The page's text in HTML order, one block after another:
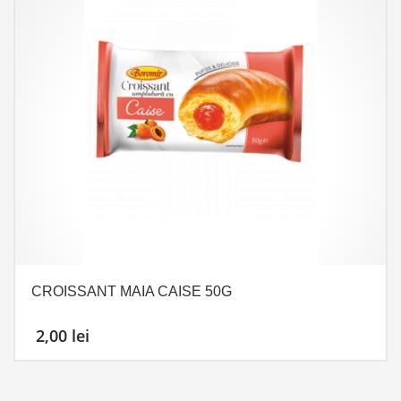
CROISSANT MAIA CAISE 50G
2,00 lei